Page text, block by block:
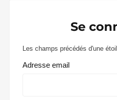
Se
Les champs précédés d'une
Adresse email